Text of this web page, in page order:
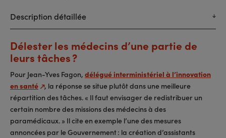
Description détaillée
Délester les médecins d’une partie de
leurs tâches ?
Pour Jean-Yves Fagon, délégué interministériel à l’innovation
en santé , la réponse se situe plutôt dans une meilleure
répartition des tâches. « Il faut envisager de redistribuer un
certain nombre des missions des médecins à des
paramédicaux. » Il cite en exemple l’une des mesures
annoncées par le Gouvernement : la création d’assistants